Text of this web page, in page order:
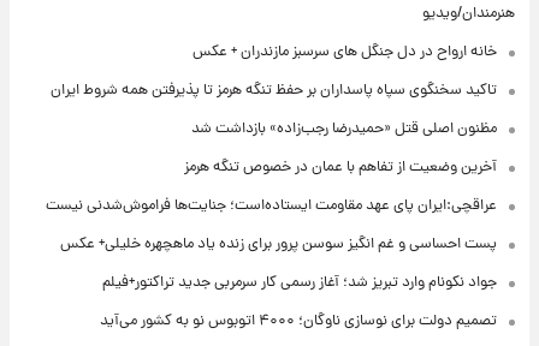
هنرمندان/ویدیو
خانه ارواح در دل جنگل های سرسبز مازندران + عکس
تاکید سخنگوی سپاه پاسداران بر حفظ تنگه هرمز تا پذیرفتن همه شروط ایران
مظنون اصلی قتل «حمیدرضا رجب‌زاده» بازداشت شد
آخرین وضعیت از تفاهم با عمان در خصوص تنگه هرمز
عراقچی:ایران پای عهد مقاومت ایستاده‌است؛ جنایت‌ها فراموش‌شدنی نیست
پست احساسی و غم انگیز سوسن پرور برای زنده یاد ماهچهره خلیلی+ عکس
جواد نکونام وارد تبریز شد؛ آغاز رسمی کار سرمربی جدید تراکتور+فیلم
تصمیم دولت برای نوسازی ناوگان؛ ۴۰۰۰ اتوبوس نو به کشور می‌آید